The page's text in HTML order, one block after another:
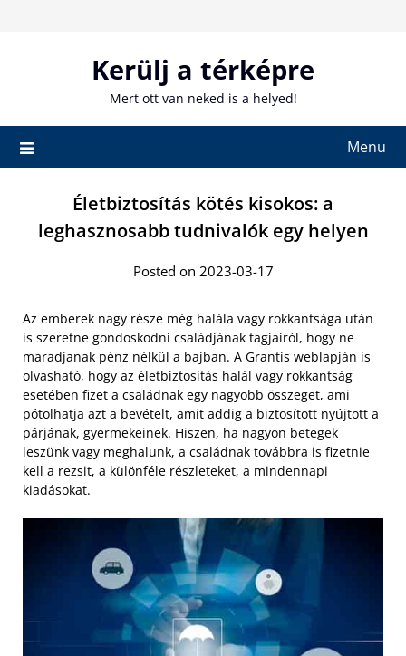
Kerülj a térképre
Mert ott van neked is a helyed!
Menu
Életbiztosítás kötés kisokos: a
leghasznosabb tudnivalók egy helyen
Posted on 2023-03-17
Az emberek nagy része még halála vagy rokkantsága után
is szeretne gondoskodni családjának tagjairól, hogy ne
maradjanak pénz nélkül a bajban. A Grantis weblapján is
olvasható, hogy az életbiztosítás halál vagy rokkantság
esetében fizet a családnak egy nagyobb összeget, ami
pótolhatja azt a bevételt, amit addig a biztosított nyújtott a
párjának, gyermekeinek. Hiszen, ha nagyon betegek
leszünk vagy meghalunk, a családnak továbbra is fizetnie
kell a rezsit, a különféle részleteket, a mindennapi
kiadásokat.